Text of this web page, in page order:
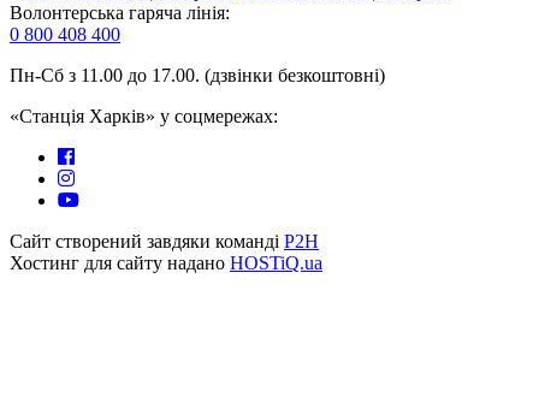
Волонтерська гаряча лінія:
0 800 408 400
Пн-Сб з 11.00 до 17.00. (дзвінки безкоштовні)
«Станція Харків» у соцмережах:
Сайт створений завдяки команді P2H
Хостинг для сайту надано HOSTiQ.ua